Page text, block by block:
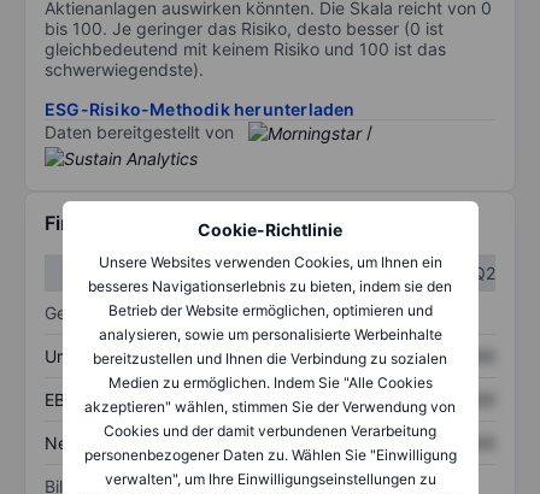
Cookie-Richtlinie
Unsere Websites verwenden Cookies, um Ihnen ein
besseres Navigationserlebnis zu bieten, indem sie den
Betrieb der Website ermöglichen, optimieren und
analysieren, sowie um personalisierte Werbeinhalte
bereitzustellen und Ihnen die Verbindung zu sozialen
Medien zu ermöglichen. Indem Sie "Alle Cookies
akzeptieren" wählen, stimmen Sie der Verwendung von
Cookies und der damit verbundenen Verarbeitung
personenbezogener Daten zu. Wählen Sie "Einwilligung
verwalten", um Ihre Einwilligungseinstellungen zu
Aktienanlagen auswirken könnten. Die Skala reicht von 0
bis 100. Je geringer das Risiko, desto besser (0 ist
gleichbedeutend mit keinem Risiko und 100 ist das
schwerwiegendste).
ESG-Risiko-Methodik herunterladen
Daten bereitgestellt von
/
Finanzdaten
Q1
Q2
Gewinn- und Verlustrechnung
Umsatz XXXXXXX XXXXXXX
EBITDA XXXXXXX XXXXXXX
Nettoeinkommen XXXXXXX XXXXXXX
Bilanz